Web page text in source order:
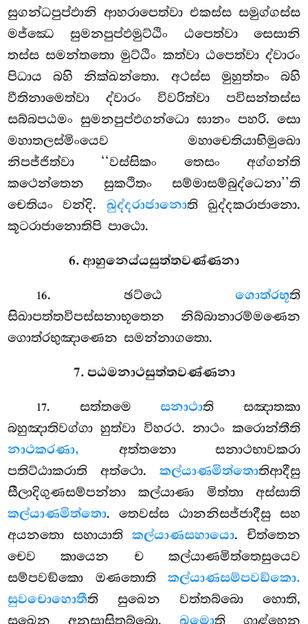
සුගන්ධපුප්ඵානි ආහරාපෙත්වා එකස්ස සමුග්ගස්ස
මජ්ඣෙ සුමනපුප්ඵමුට්ඨිං ඨපෙත්වා සෙසානි
තස්ස සමන්තතො මුට්ඨිං කත්වා ඨපෙත්වා ද්වාරං
පිධාය බහි නික්ඛන්තො. අථස්ස මුහුත්තං බහි
වීතිනාමෙත්වා ද්වාරං විවරිත්වා පවිසන්තස්ස
සබ්බපඨමං සුමනපුප්ඵගන්ධො ඝානං පහරි. සො
මහාතලස්මිංයෙව මහාචෙතියාභිමුඛො
නිපජ්ජිත්වා ‘‘වස්සිකං තෙසං අග්ගන්ති
කථෙන්තෙන සුකථිතං සම්මාසම්බුද්ධෙනා’’ති
චෙතියං වන්දි. ඛුද්දරාජානොති ඛුද්දකරාජානො.
කූටරාජානොතිපි පාඨො.
6. ආහුනෙය්යසුත්තවණ්ණනා
16. ඡට්ඨෙ ගොත්රභූති
සිඛාපත්තවිපස්සනාභූතෙන නිබ්බානාරම්මණෙන
ගොත්රභුඤාණෙන සමන්නාගතො.
7. පඨමනාථසුත්තවණ්ණනා
17. සත්තමෙසනාථාති සඤාතකා
බහුඤාතිවග්ගා හුත්වා විහරථ. නාථං කරොන්තීති
නාථකරණා, අත්තනො සනාථභාවකරා
පතිට්ඨාකරාති අත්ථො. කල්යාණමිත්තොතිආදීසු
සීලාදිගුණසම්පන්නා කල්යාණා මිත්තා අස්සාති
කල්යාණමිත්තො. තෙවස්ස ඨානනිසජ්ජාදීසු සහ
අයනතො සහායාති කල්යාණසහායො. චිත්තෙන
චෙව කායෙන ච කල්යාණමිත්තෙසුයෙව
සම්පවඞ්කො ඔණතොති කල්යාණසම්පවඞ්කො.
සුවචොහොතීති සුඛෙන වත්තබ්බො හොති,
සුඛෙන අනුසාසිතබ්බො. ඛමොති ගාළ්හෙන